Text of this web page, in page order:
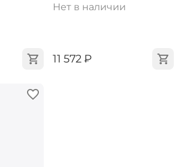
Нет в наличии
‍11 572‍₽